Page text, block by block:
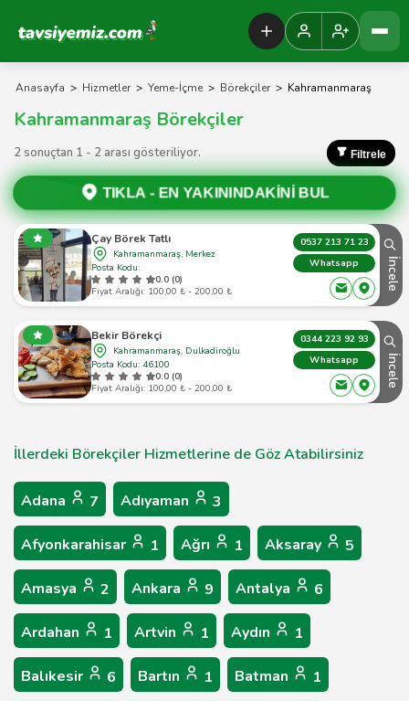
Tavsiyemiz Anasayfa
Anasayfa > Hizmetler > Yeme-İçme > Börekçiler > Kahramanmaraş
Kahramanmaraş Börekçiler
2 sonuçtan 1 - 2 arası gösteriliyor. Filtrele
TIKLA - EN YAKININDAKİNİ BUL
Çay Börek Tatlı
Kahramanmaraş, Merkez
Posta Kodu:
0.0 (0)
Fiyat Aralığı: 100,00 ₺ - 200,00 ₺
0537 213 71 23
Whatsapp
İncele
Bekir Börekçi
Kahramanmaraş, Dulkadiroğlu
Posta Kodu: 46100
0.0 (0)
Fiyat Aralığı: 100,00 ₺ - 200,00 ₺
0344 223 92 93
Whatsapp
İncele
İllerdeki Börekçiler Hizmetlerine de Göz Atabilirsiniz
Adana 7 Adıyaman 3
Afyonkarahisar 1 Ağrı 1 Aksaray 5
Amasya 2 Ankara 9 Antalya 6
Ardahan 1 Artvin 1 Aydın 1
Balıkesir 6 Bartın 1 Batman 1